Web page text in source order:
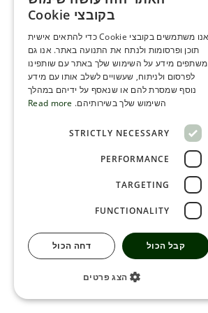
ENGLISH
SERBIA
HEBREW
RUSSIAN
SERBIAN-2
בקובצי Cookie
אנו משתמשים בקובצי Cookie כדי להתאים אישית
תוכן ופרסומות ולנתח את התנועה באתר. אנו גם
משתפים מידע על השימוש שלך באתר עם שותפינו
לפרסום ולניתוח, שעשויים לשלב אותו עם מידע
נוסף שמסרת להם או שנאסף על ידיהם במהלך
השימוש שלך בשירותיהם. Read more
STRICTLY NECESSARY
PERFORMANCE
TARGETING
FUNCTIONALITY
קבל הכול דחה הכול
הצג פרטים